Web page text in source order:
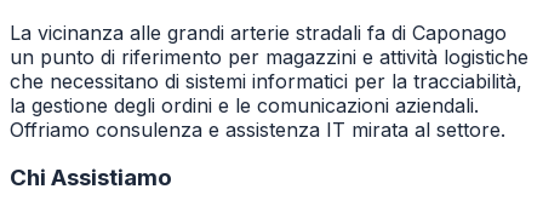
La vicinanza alle grandi arterie stradali fa di Caponago
un punto di riferimento per magazzini e attività logistiche
che necessitano di sistemi informatici per la tracciabilità,
la gestione degli ordini e le comunicazioni aziendali.
Offriamo consulenza e assistenza IT mirata al settore.
Chi Assistiamo